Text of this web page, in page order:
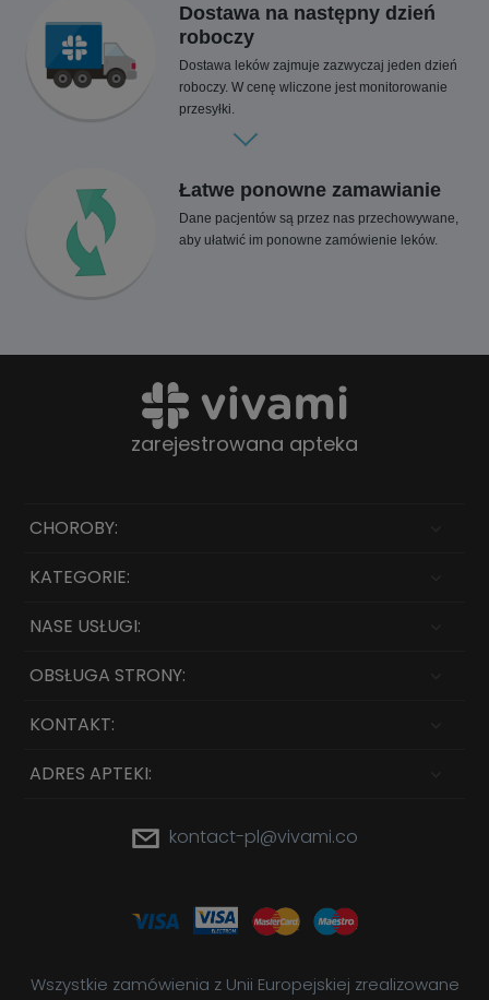
Dostawa na następny dzień
roboczy
Dostawa leków zajmuje zazwyczaj jeden dzień
roboczy. W cenę wliczone jest monitorowanie
przesyłki.
Łatwe ponowne zamawianie
Dane pacjentów są przez nas przechowywane,
aby ułatwić im ponowne zamówienie leków.
zarejestrowana apteka
CHOROBY:
KATEGORIE:
NASE USŁUGI:
OBSŁUGA STRONY:
KONTAKT:
ADRES APTEKI:
kontact-pl@vivami.co
Wszystkie zamówienia z Unii Europejskiej zrealizowane